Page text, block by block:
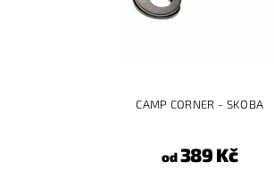
CAMP CORNER - SKOBA
od389 Kč